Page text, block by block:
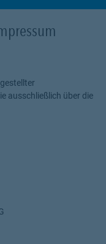
ausschließlich über die